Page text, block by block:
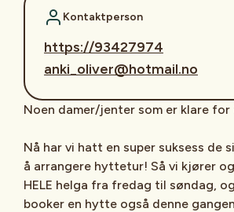
Kontaktperson
https://93427974
anki_oliver@hotmail.no
Noen damer/jenter som er klare for
Nå har vi hatt en super suksess de
å arrangere hyttetur! Så vi kjører
HELE helga fra fredag til søndag,
booker en hytte også denne